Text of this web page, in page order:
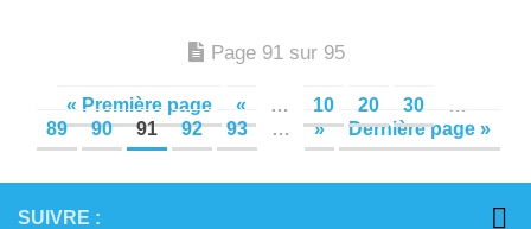
Page 91 sur 95
« Première page « … 10 20 30
89
90 91 92 93 … » Dernière page »
SUIVRE :